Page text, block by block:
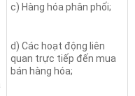
c) Hàng hóa phân phối;
d) Các hoạt động liên
quan trực tiếp đến mua
bán hàng hóa;